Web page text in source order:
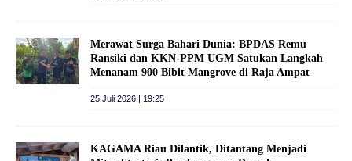
Merawat Surga Bahari Dunia: BPDAS Remu
Ransiki dan KKN-PPM UGM Satukan Langkah
Menanam 900 Bibit Mangrove di Raja Ampat
25 Juli 2026 | 19:25
KAGAMA Riau Dilantik, Ditantang Menjadi